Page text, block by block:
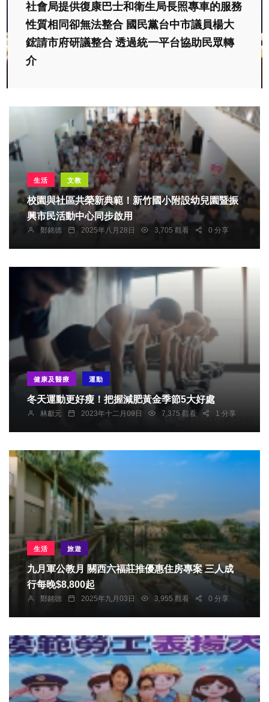
社會局提供復康巴士和衛生局長照專車的服務
性質相同卻無法整合 國民黨台中市議員楊大
鋐請市府研議整合 透過統一平台協助民眾轉
介
生活 文教
校園與社區共榮新典範！新竹國小附設幼兒園暨振
興市民活動中心同步啟用
鄭銘德 2025年八月28日 3,705 觀看 0 分享
健康及醫療 運動
冬天運動更好瘦！把握減肥黃金季節5大好處
林獻元 2023年十二月09日 7,375 觀看 1 分享
生活 旅遊
九月軍公教月 關西六福莊推優惠住房專案 三人成
行每晚$8,800起
鄭銘德 2025年九月03日 3,955 觀看 0 分享